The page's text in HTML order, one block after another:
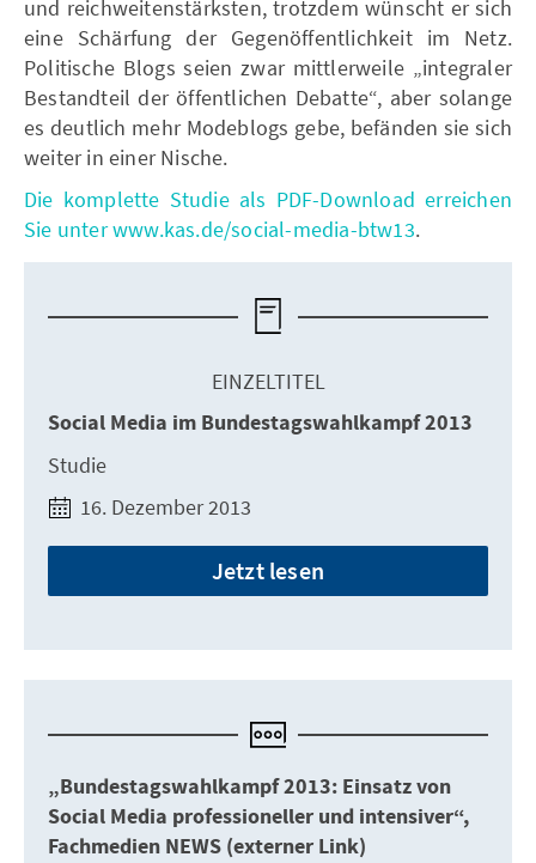
und reichweitenstärksten, trotzdem wünscht er sich
eine Schärfung der Gegenöffentlichkeit im Netz.
Politische Blogs seien zwar mittlerweile „integraler
Bestandteil der öffentlichen Debatte“, aber solange
es deutlich mehr Modeblogs gebe, befänden sie sich
weiter in einer Nische.
Die komplette Studie als PDF-Download erreichen
Sie unter www.kas.de/social-media-btw13.
EINZELTITEL
Social Media im Bundestagswahlkampf 2013
Studie
16. Dezember 2013
Jetzt lesen
„Bundestagswahlkampf 2013: Einsatz von
Social Media professioneller und intensiver“,
Fachmedien NEWS (externer Link)